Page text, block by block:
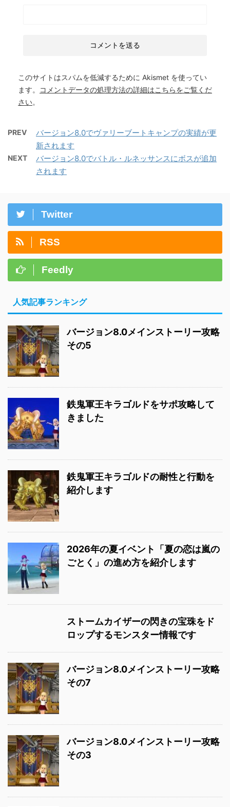
このサイトはスパムを低減するために Akismet を使ってい
ます。
コメントデータの処理方法の詳細はこちらをご覧くだ
さい。
PREV
バージョン8.0でヴァリーブートキャンプの実績が更
新されます
NEXT
バージョン8.0でバトル・ルネッサンスにボスが追加
されます
Twitter
RSS
Feedly
人気記事ランキング
バージョン8.0メインストーリー攻略
その5
鉄鬼軍王キラゴルドをサポ攻略して
きました
鉄鬼軍王キラゴルドの耐性と行動を
紹介します
2026年の夏イベント「夏の恋は嵐の
ごとく」の進め方を紹介します
ストームカイザーの閃きの宝珠をド
ロップするモンスター情報です
バージョン8.0メインストーリー攻略
その7
バージョン8.0メインストーリー攻略
その3